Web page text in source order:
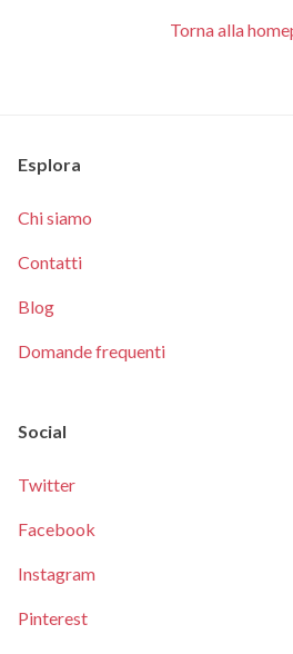
Torna alla
Esplora
Chi siamo
Contatti
Blog
Domande frequenti
Social
Twitter
Facebook
Instagram
Pinterest